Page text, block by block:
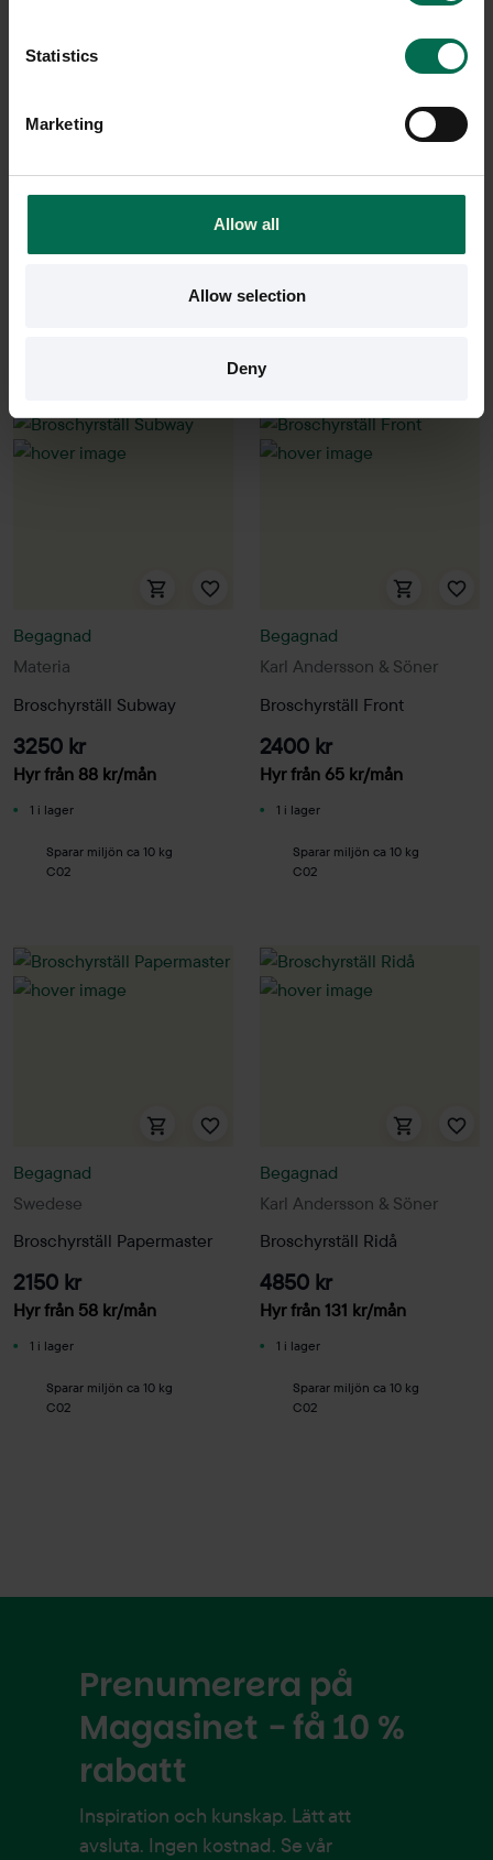
Statistics
Marketing
Allow all
Allow selection
Deny
Mitab Karl Andersson & Söner
Hyr från
Materia
Begagnad
Broschyrställ Subway
3250 kr
Hyr från 88 kr/mån
1 i lager
Sparar miljön ca 10 kg
C02
Karl Andersson & Söner
Begagnad
Broschyrställ Front
2400 kr
Hyr från 65 kr/mån
1 i lager
Sparar miljön ca 10 kg
C02
Swedese
Begagnad
Broschyrställ Papermaster
2150 kr
Hyr från 58 kr/mån
1 i lager
Sparar miljön ca 10 kg
C02
Karl Andersson & Söner
Begagnad
Broschyrställ Ridå
4850 kr
Hyr från 131 kr/mån
1 i lager
Sparar miljön ca 10 kg
C02
Prenumerera på
Magasinet - få 10 %
rabatt
Inspiration och kunskap. Lätt att
avsluta. Ingen kostnad. Se vår